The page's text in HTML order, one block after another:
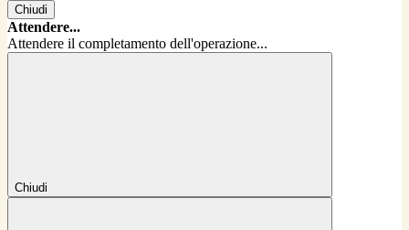
Chiudi
Attendere...
Attendere il completamento dell'operazione...
Chiudi